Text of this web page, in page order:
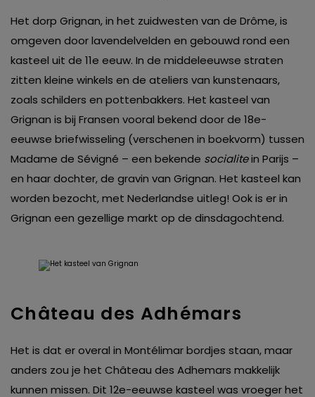
Het dorp Grignan, in het zuidwesten van de Drôme, is
omgeven door lavendelvelden en gebouwd rond een
kasteel uit de 11e eeuw. In de middeleeuwse straten
zitten kleine winkels en de ateliers van kunstenaars,
zoals schilders en pottenbakkers. Het kasteel van
Grignan is bij Fransen vooral bekend door de 18e-
eeuwse briefwisseling (verschenen in boekvorm) tussen
Madame de Sévigné – een bekende socialitein Parijs –
en haar dochter, de gravin van Grignan. Het kasteel kan
worden bezocht, met Nederlandse uitleg! Ook is er in
Grignan een gezellige markt op de dinsdagochtend.
Château des Adhémars
Het is dat er overal in Montélimar bordjes staan, maar
anders zou je het Château des Adhemars makkelijk
kunnen missen. Dit 12e-eeuwse kasteel was vroeger het